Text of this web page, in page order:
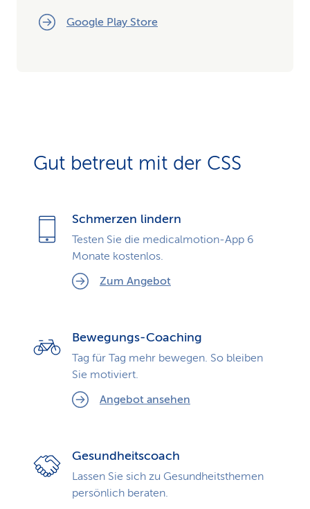
Google Play Store
Gut betreut mit der CSS
Schmerzen lindern
Testen Sie die medicalmotion-App 6
Monate kostenlos.
Zum Angebot
Bewegungs-Coaching
Tag für Tag mehr bewegen. So bleiben
Sie motiviert.
Angebot ansehen
Gesundheitscoach
Lassen Sie sich zu Gesundheits­themen
persönlich beraten.